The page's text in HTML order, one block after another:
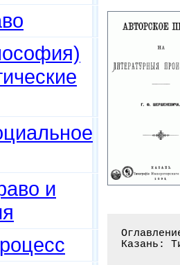
и
Казань: